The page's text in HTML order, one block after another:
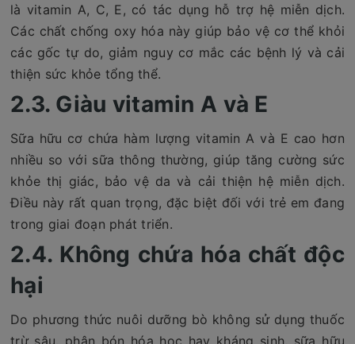
là vitamin A, C, E, có tác dụng hỗ trợ hệ miễn dịch.
Các chất chống oxy hóa này giúp bảo vệ cơ thể khỏi
các gốc tự do, giảm nguy cơ mắc các bệnh lý và cải
thiện sức khỏe tổng thể.
2.3. Giàu vitamin A và E
Sữa hữu cơ chứa hàm lượng vitamin A và E cao hơn
nhiều so với sữa thông thường, giúp tăng cường sức
khỏe thị giác, bảo vệ da và cải thiện hệ miễn dịch.
Điều này rất quan trọng, đặc biệt đối với trẻ em đang
trong giai đoạn phát triển.
2.4. Không chứa hóa chất độc
hại
Do phương thức nuôi dưỡng bò không sử dụng thuốc
trừ sâu, phân bón hóa học hay kháng sinh, sữa hữu